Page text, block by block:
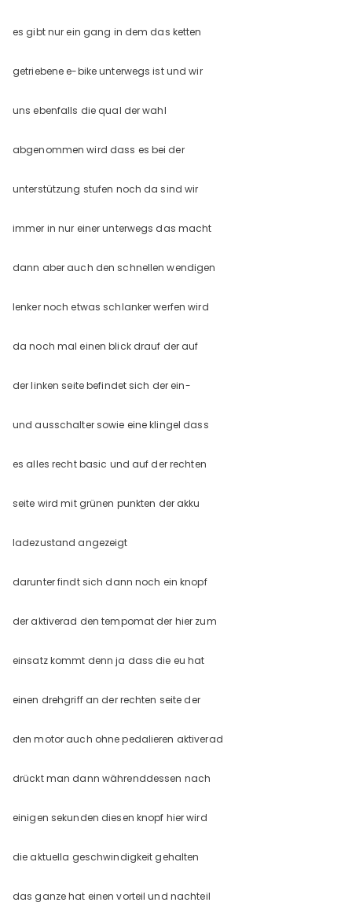
es gibt nur ein gang in dem das ketten
getriebene e-bike unterwegs ist und wir
uns ebenfalls die qual der wahl
abgenommen wird dass es bei der
unterstützung stufen noch da sind wir
immer in nur einer unterwegs das macht
dann aber auch den schnellen wendigen
lenker noch etwas schlanker werfen wird
da noch mal einen blick drauf der auf
der linken seite befindet sich der ein-
und ausschalter sowie eine klingel dass
es alles recht basic und auf der rechten
seite wird mit grünen punkten der akku
ladezustand angezeigt
darunter findt sich dann noch ein knopf
der aktiverad den tempomat der hier zum
einsatz kommt denn ja dass die eu hat
einen drehgriff an der rechten seite der
den motor auch ohne pedalieren aktiverad
drückt man dann währenddessen nach
einigen sekunden diesen knopf hier wird
die aktuella geschwindigkeit gehalten
das ganze hat einen vorteil und nachteil